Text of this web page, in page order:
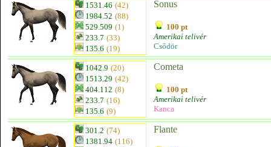
1531.46 (42)
1984.52 (88)
529.509 (1)
233.7 (33)
135.6 (19)
Sonus
100 pt
Amerikai telivér
Csődör
1042.9 (20)
1513.29 (42)
404.112 (8)
233.7 (16)
135.6 (9)
Cometa
100 pt
Amerikai telivér
Kanca
301.2 (74)
1381.94 (116)
Flante